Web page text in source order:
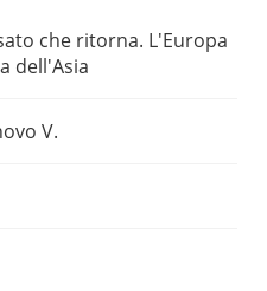
che ritorna. L'Europa
dell'Asia
V.